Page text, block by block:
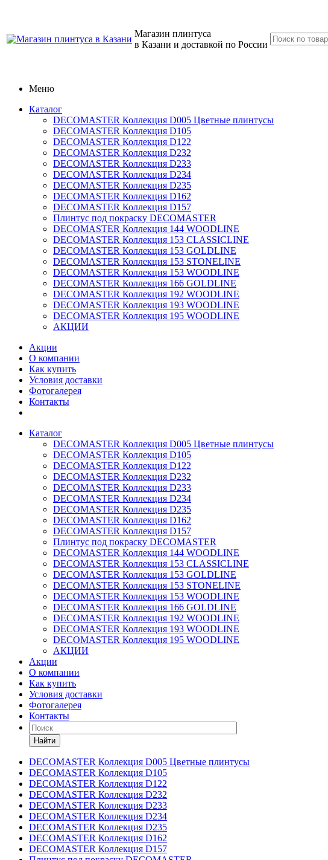
Магазин плинтуса
в Казани и доставкой по России
Меню
Каталог
DECOMASTER Коллекция D005 Цветные плинтусы
DECOMASTER Коллекция D105
DECOMASTER Коллекция D122
DECOMASTER Коллекция D232
DECOMASTER Коллекция D233
DECOMASTER Коллекция D234
DECOMASTER Коллекция D235
DECOMASTER Коллекция D162
DECOMASTER Коллекция D157
Плинтус под покраску DECOMASTER
DECOMASTER Коллекция 144 WOODLINE
DECOMASTER Коллекция 153 CLASSICLINE
DECOMASTER Коллекция 153 GOLDLINE
DECOMASTER Коллекция 153 STONELINE
DECOMASTER Коллекция 153 WOODLINE
DECOMASTER Коллекция 166 GOLDLINE
DECOMASTER Коллекция 192 WOODLINE
DECOMASTER Коллекция 193 WOODLINE
DECOMASTER Коллекция 195 WOODLINE
АКЦИИ
Акции
О компании
Как купить
Условия доставки
Фотогалерея
Контакты
Каталог
DECOMASTER Коллекция D005 Цветные плинтусы
DECOMASTER Коллекция D105
DECOMASTER Коллекция D122
DECOMASTER Коллекция D232
DECOMASTER Коллекция D233
DECOMASTER Коллекция D234
DECOMASTER Коллекция D235
DECOMASTER Коллекция D162
DECOMASTER Коллекция D157
Плинтус под покраску DECOMASTER
DECOMASTER Коллекция 144 WOODLINE
DECOMASTER Коллекция 153 CLASSICLINE
DECOMASTER Коллекция 153 GOLDLINE
DECOMASTER Коллекция 153 STONELINE
DECOMASTER Коллекция 153 WOODLINE
DECOMASTER Коллекция 166 GOLDLINE
DECOMASTER Коллекция 192 WOODLINE
DECOMASTER Коллекция 193 WOODLINE
DECOMASTER Коллекция 195 WOODLINE
АКЦИИ
Акции
О компании
Как купить
Условия доставки
Фотогалерея
Контакты
Найти
DECOMASTER Коллекция D005 Цветные плинтусы
DECOMASTER Коллекция D105
DECOMASTER Коллекция D122
DECOMASTER Коллекция D232
DECOMASTER Коллекция D233
DECOMASTER Коллекция D234
DECOMASTER Коллекция D235
DECOMASTER Коллекция D162
DECOMASTER Коллекция D157